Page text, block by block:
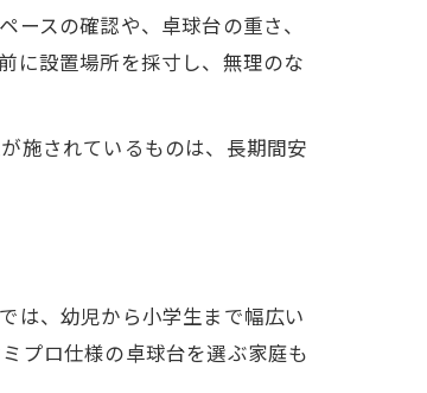
スの確認や、卓球台の重さ、
に設置場所を採寸し、無理のな
施されているものは、長期間安
は、幼児から小学生まで幅広い
プロ仕様の卓球台を選ぶ家庭も